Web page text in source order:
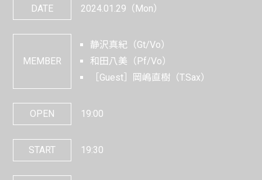
DATE 2024.01.29 （Mon）
MEMBER
静沢真紀（Gt/Vo）
和田八美（Pf/Vo）
［Guest］岡嶋直樹（T.Sax）
OPEN 19:00
START 19:30